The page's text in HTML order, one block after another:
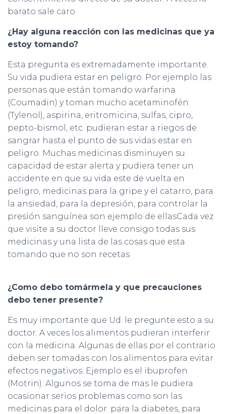
barato sale caro
¿Hay alguna reacción con las medicinas que ya
estoy tomando?
Esta pregunta es extremadamente importante.
Su vida pudiera estar en peligro. Por ejemplo las
personas que están tomando warfarina
(Coumadin) y toman mucho acetaminofén
(Tylenol), aspirina, eritromicina, sulfas, cipro,
pepto-bismol, etc. pudieran estar a riegos de
sangrar hasta el punto de sus vidas estar en
peligro. Muchas medicinas disminuyen su
capacidad de estar alerta y pudiera tener un
accidente en que su vida este de vuelta en
peligro, medicinas para la gripe y el catarro, para
la ansiedad, para la depresión, para controlar la
presión sanguínea son ejemplo de ellasCada vez
que visite a su doctor lleve consigo todas sus
medicinas y una lista de las cosas que esta
tomando que no son recetas
¿Como debo tomármela y que precauciones
debo tener presente?
Es muy importante que Ud. le pregunte esto a su
doctor. A veces los alimentos pudieran interferir
con la medicina. Algunas de ellas por el contrario
deben ser tomadas con los alimentos para evitar
efectos negativos. Ejemplo es el ibuprofen
(Motrin). Algunos se toma de mas le pudiera
ocasionar serios problemas como son las
medicinas para el dolor. para la diabetes, para